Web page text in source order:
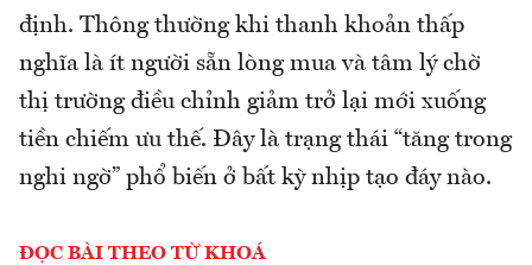
định. Thông thường khi thanh khoản thấp
nghĩa là ít người sẵn lòng mua và tâm lý chờ
thị trường điều chỉnh giảm trở lại mới xuống
tiền chiếm ưu thế. Đây là trạng thái “tăng trong
nghi ngờ” phổ biến ở bất kỳ nhịp tạo đáy nào.
ĐỌC BÀI THEO TỪ KHOÁ